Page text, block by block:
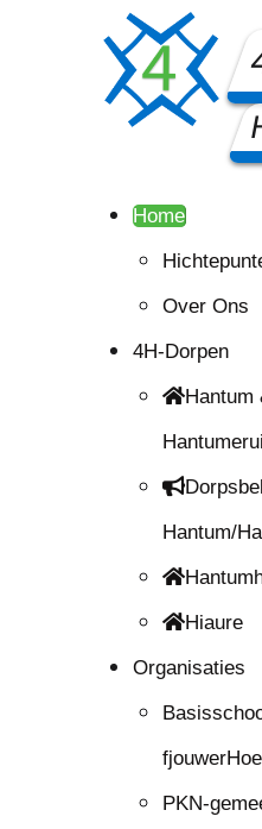
Home
Over Ons
4H-Dorpen
Hantum
Hantum/
Hiaure
Organisaties
PKN-